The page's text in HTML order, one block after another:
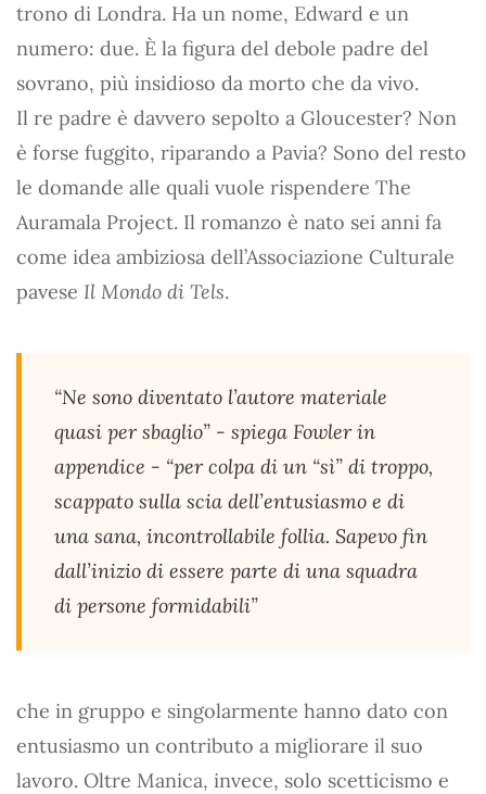
trono di Londra. Ha un nome, Edward e un
numero: due. È la figura del debole padre del
sovrano, più insidioso da morto che da vivo.
Il re padre è davvero sepolto a Gloucester? Non
è forse fuggito, riparando a Pavia? Sono del resto
le domande alle quali vuole rispendere The
Auramala Project. Il romanzo è nato sei anni fa
come idea ambiziosa dell’Associazione Culturale
pavese Il Mondo di Tels.
“Ne sono diventato l’autore materiale
quasi per sbaglio” - spiega Fowler in
appendice - “per colpa di un “sì” di troppo,
scappato sulla scia dell’entusiasmo e di
una sana, incontrollabile follia. Sapevo fin
dall’inizio di essere parte di una squadra
di persone formidabili”
che in gruppo e singolarmente hanno dato con
entusiasmo un contributo a migliorare il suo
lavoro. Oltre Manica, invece, solo scetticismo e